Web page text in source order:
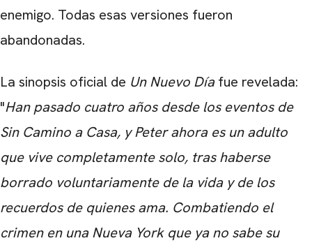
enemigo. Todas esas versiones fueron
abandonadas.
La sinopsis oficial de Un Nuevo Díafue revelada:
"Han pasado cuatro años desde los eventos de
Sin Camino a Casa, y Peter ahora es un adulto
que vive completamente solo, tras haberse
borrado voluntariamente de la vida y de los
recuerdos de quienes ama. Combatiendo el
crimen en una Nueva York que ya no sabe su